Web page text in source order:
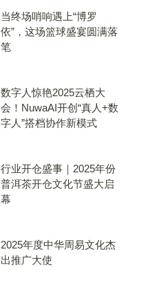
当终场哨响遇上“博罗
依”，这场篮球盛宴圆满落
笔
数字人惊艳2025云栖大
会！NuwaAI开创“真人+数
字人”搭档协作新模式
行业开仓盛事｜2025年份
普洱茶开仓文化节盛大启
幕
2025年度中华周易文化杰
出推广大使